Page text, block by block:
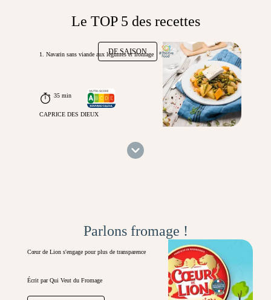
Le TOP 5 des recettes
DE SAISON
1. Navarin sans viande aux légumes et fromage
35 min
CAPRICE DES DIEUX
Parlons fromage !
Cœur de Lion s'engage pour plus de transparence
Écrit par Qui Veut du Fromage